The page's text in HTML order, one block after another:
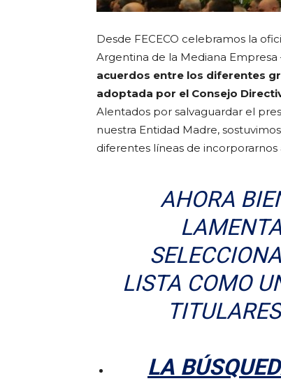
Desde FECECO celebramos la
Argentina de la Mediana Empresa
acuerdos entre los diferentes
adoptada por el Consejo
Alentados por salvaguardar el
nuestra Entidad Madre,
diferentes líneas de
AHORA
LISTA COMO
LA